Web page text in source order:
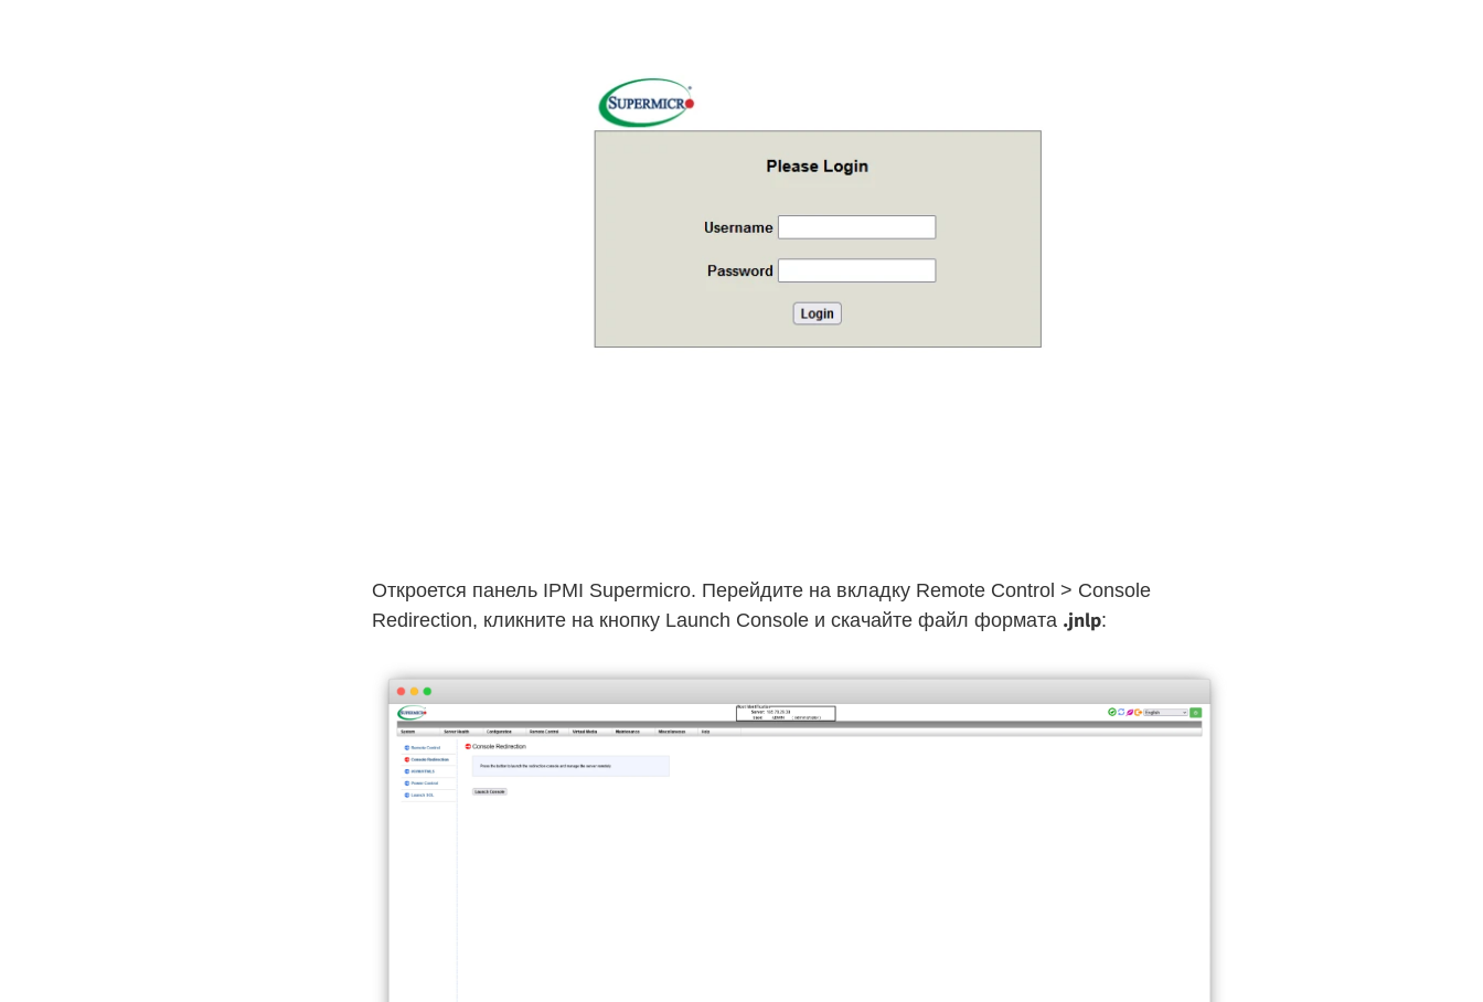
Откроется панель IPMI Supermicro. Перейдите на вкладку Remote Control > Console
Redirection, кликните на кнопку Launch Console и скачайте файл формата .jnlp: